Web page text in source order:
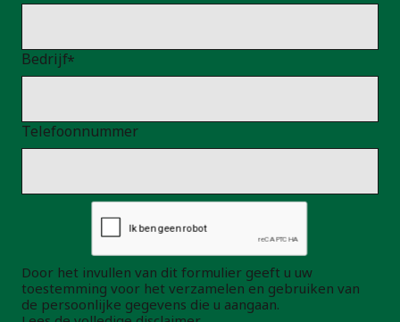
Bedrijf
Telefoonnummer
Door het invullen van dit formulier geeft u uw
toestemming voor het verzamelen en gebruiken van
de persoonlijke gegevens die u aangaan.